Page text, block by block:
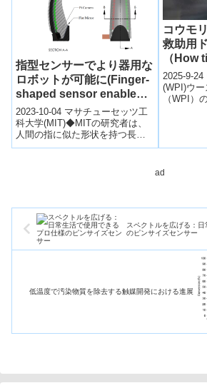
指型センサーでより器用な
ロボットが可能に(Finger-
shaped sensor enables
more dexterous robots)
2023-10-04 マサチューセッツ工
科大学(MIT)◆MITの研究者は、
人間の指に似た形状を持つ長く
湾曲したカメラベースのタッチ
コウモ
救助用
（How
save
stormy
2025-9-
(WPI)ウ
（WPI）
ad
スペクトルを広げる：
のピンサイズセンサー
低温度で汚染物質を除去する触媒開発における進展